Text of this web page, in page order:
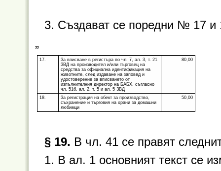
3. Създават се поредни № 17 и
„
17.
За вписване в регистъра по чл. 7, ал. 3, т. 21
ЗВД на производител и/или търговец на
средства за официална идентификация на
животните, след издаване на заповед и
удостоверение за вписването от
изпълнителния директор на БАБХ, съгласно
чл. 51б, ал. 2, т. 5 и ал. 5 ЗВД
80,00
18.
За регистрация на обект за производство,
съхранение и търговия на храни за домашни
любимци
50,00
§ 19. В чл. 41 се правят
1. В ал. 1 основният текст се